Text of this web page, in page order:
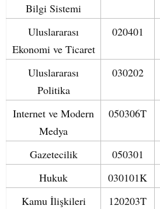
Bilgi Sistemi
Uluslararası
Ekonomi ve Ticaret
020401
Uluslararası
Politika
030202
Internet ve Modern
Medya
050306T
Gazetecilik 050301
Hukuk
030101K
Kamu İlişkileri
120203T